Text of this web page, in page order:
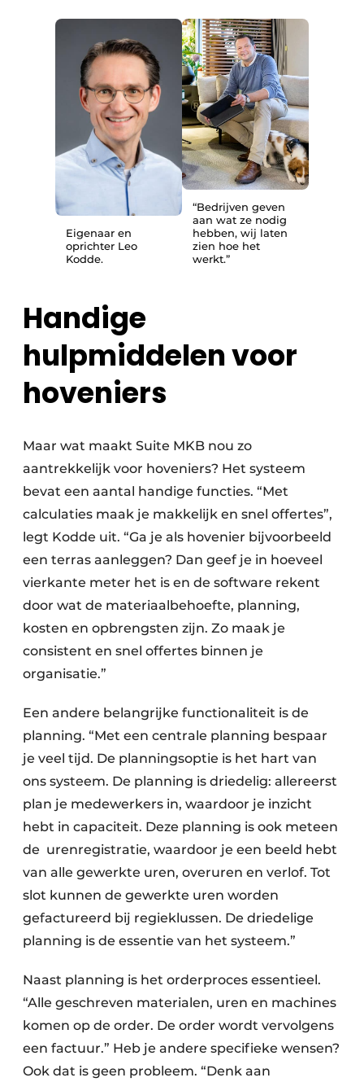
Eigenaar en
oprichter Leo
Kodde.
“Bedrijven geven
aan wat ze nodig
hebben, wij laten
zien hoe het
werkt.”
Handige
hulpmiddelen voor
hoveniers
Maar wat maakt Suite MKB nou zo
aantrekkelijk voor hoveniers? Het systeem
bevat een aantal handige functies. “Met
calculaties maak je makkelijk en snel offertes”,
legt Kodde uit. “Ga je als hovenier bijvoorbeeld
een terras aanleggen? Dan geef je in hoeveel
vierkante meter het is en de software rekent
door wat de materiaalbehoefte, planning,
kosten en opbrengsten zijn. Zo maak je
consistent en snel offertes binnen je
organisatie.”
Een andere belangrijke functionaliteit is de
planning. “Met een centrale planning bespaar
je veel tijd. De planningsoptie is het hart van
ons systeem. De planning is driedelig: allereerst
plan je medewerkers in, waardoor je inzicht
hebt in capaciteit. Deze planning is ook meteen
de urenregistratie, waardoor je een beeld hebt
van alle gewerkte uren, overuren en verlof. Tot
slot kunnen de gewerkte uren worden
gefactureerd bij regieklussen. De driedelige
planning is de essentie van het systeem.”
Naast planning is het orderproces essentieel.
“Alle geschreven materialen, uren en machines
komen op de order. De order wordt vervolgens
een factuur.” Heb je andere specifieke wensen?
Ook dat is geen probleem. “Denk aan